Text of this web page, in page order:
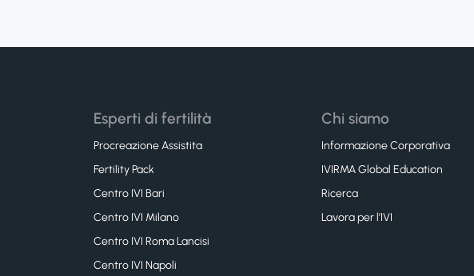
Esperti di fertilità
Procreazione Assistita
Fertility Pack
Centro IVI Bari
Centro IVI Milano
Centro IVI Roma Lancisi
Centro IVI Napoli
Chi siamo
Informazione Corporativa
IVIRMA Global Education
Ricerca
Lavora per l’IVI